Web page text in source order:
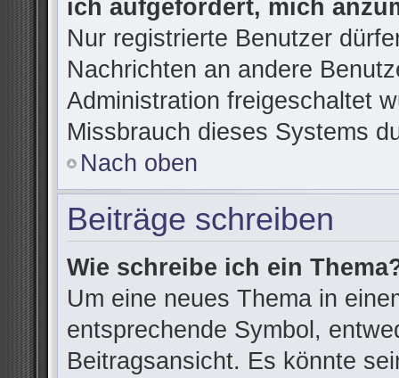
ich aufgefordert, mich
Nur registrierte Benutzer
Nachrichten an andere
Administration freigeschaltet
Missbrauch dieses Systems
Nach oben
Beiträge schreiben
Wie schreibe ich ein
Um eine neues Thema in
entsprechende Symbol,
Beitragsansicht. Es könnte